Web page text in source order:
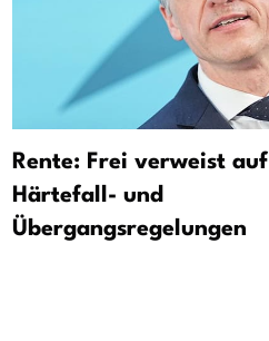
Rente: Frei verweist auf
Härtefall- und
Übergangsregelungen